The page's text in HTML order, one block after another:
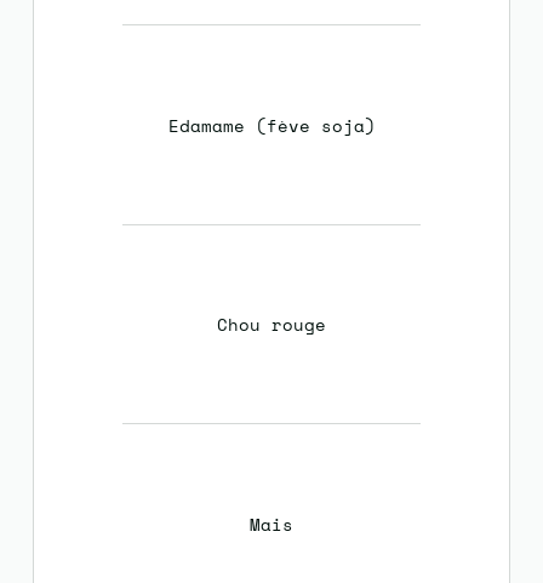
Edamame (fève soja)
Chou rouge
Mais